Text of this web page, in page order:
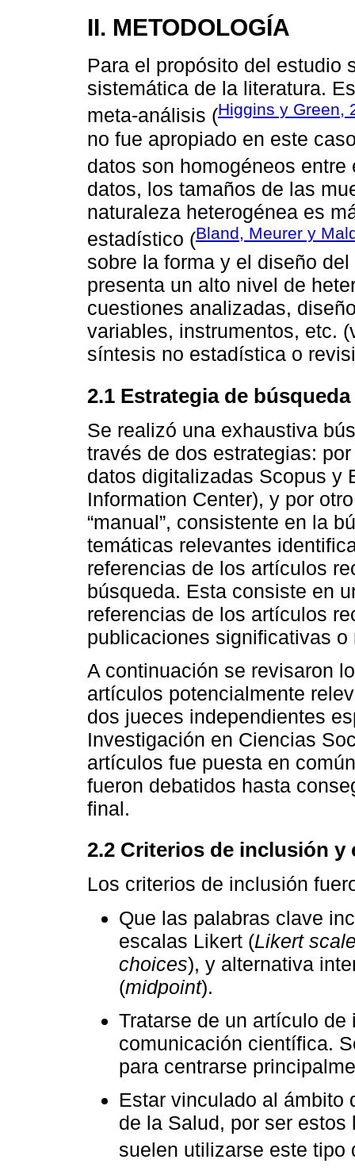
II. METODOLOGÍA
Para el propósito del estudio
sistemática de la literatura.
meta-análisis (Higgins y Green,
no fue apropiado en este
datos son homogéneos entre
datos, los tamaños de las
naturaleza heterogénea es
estadístico (Bland, Meurer y
sobre la forma y el diseño
presenta un alto nivel de
cuestiones analizadas,
variables, instrumentos, etc.
síntesis no estadística o
2.1 Estrategia de búsqueda
Se realizó una exhaustiva
través de dos estrategias:
datos digitalizadas Scopus y
Information Center), y por
“manual”, consistente en la
temáticas relevantes
referencias de los artículos
búsqueda. Esta consiste en
referencias de los artículos
publicaciones significativas
A continuación se revisaron
artículos potencialmente
dos jueces independientes
Investigación en Ciencias
artículos fue puesta en
fueron debatidos hasta
final.
2.2 Criterios de inclusión y
Los criterios de inclusión
Que las palabras clave
escalas Likert (Likert
choices), y alternativa
(midpoint).
Tratarse de un artículo
comunicación científica.
para centrarse
Estar vinculado al ámbito
de la Salud, por ser
suelen utilizarse este tipo